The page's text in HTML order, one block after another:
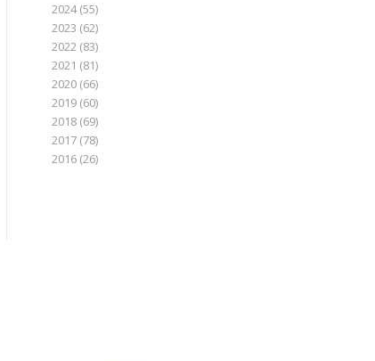
2024(55)
2023 (62)
2022(83)
2021 (81)
2020(66)
2019(60)
2018(69)
2017(78)
2016(26)